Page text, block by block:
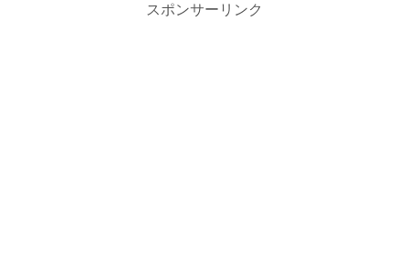
スポンサーリンク